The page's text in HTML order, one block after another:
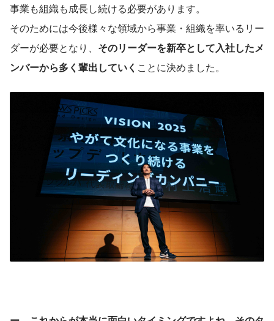
事業も組織も成長し続ける必要があります。
そのためには今後様々な領域から事業・組織を率いるリー
ダーが必要となり、 そのリーダーを新卒として入社したメ
ンバーから多く輩出していく ことに決めました。